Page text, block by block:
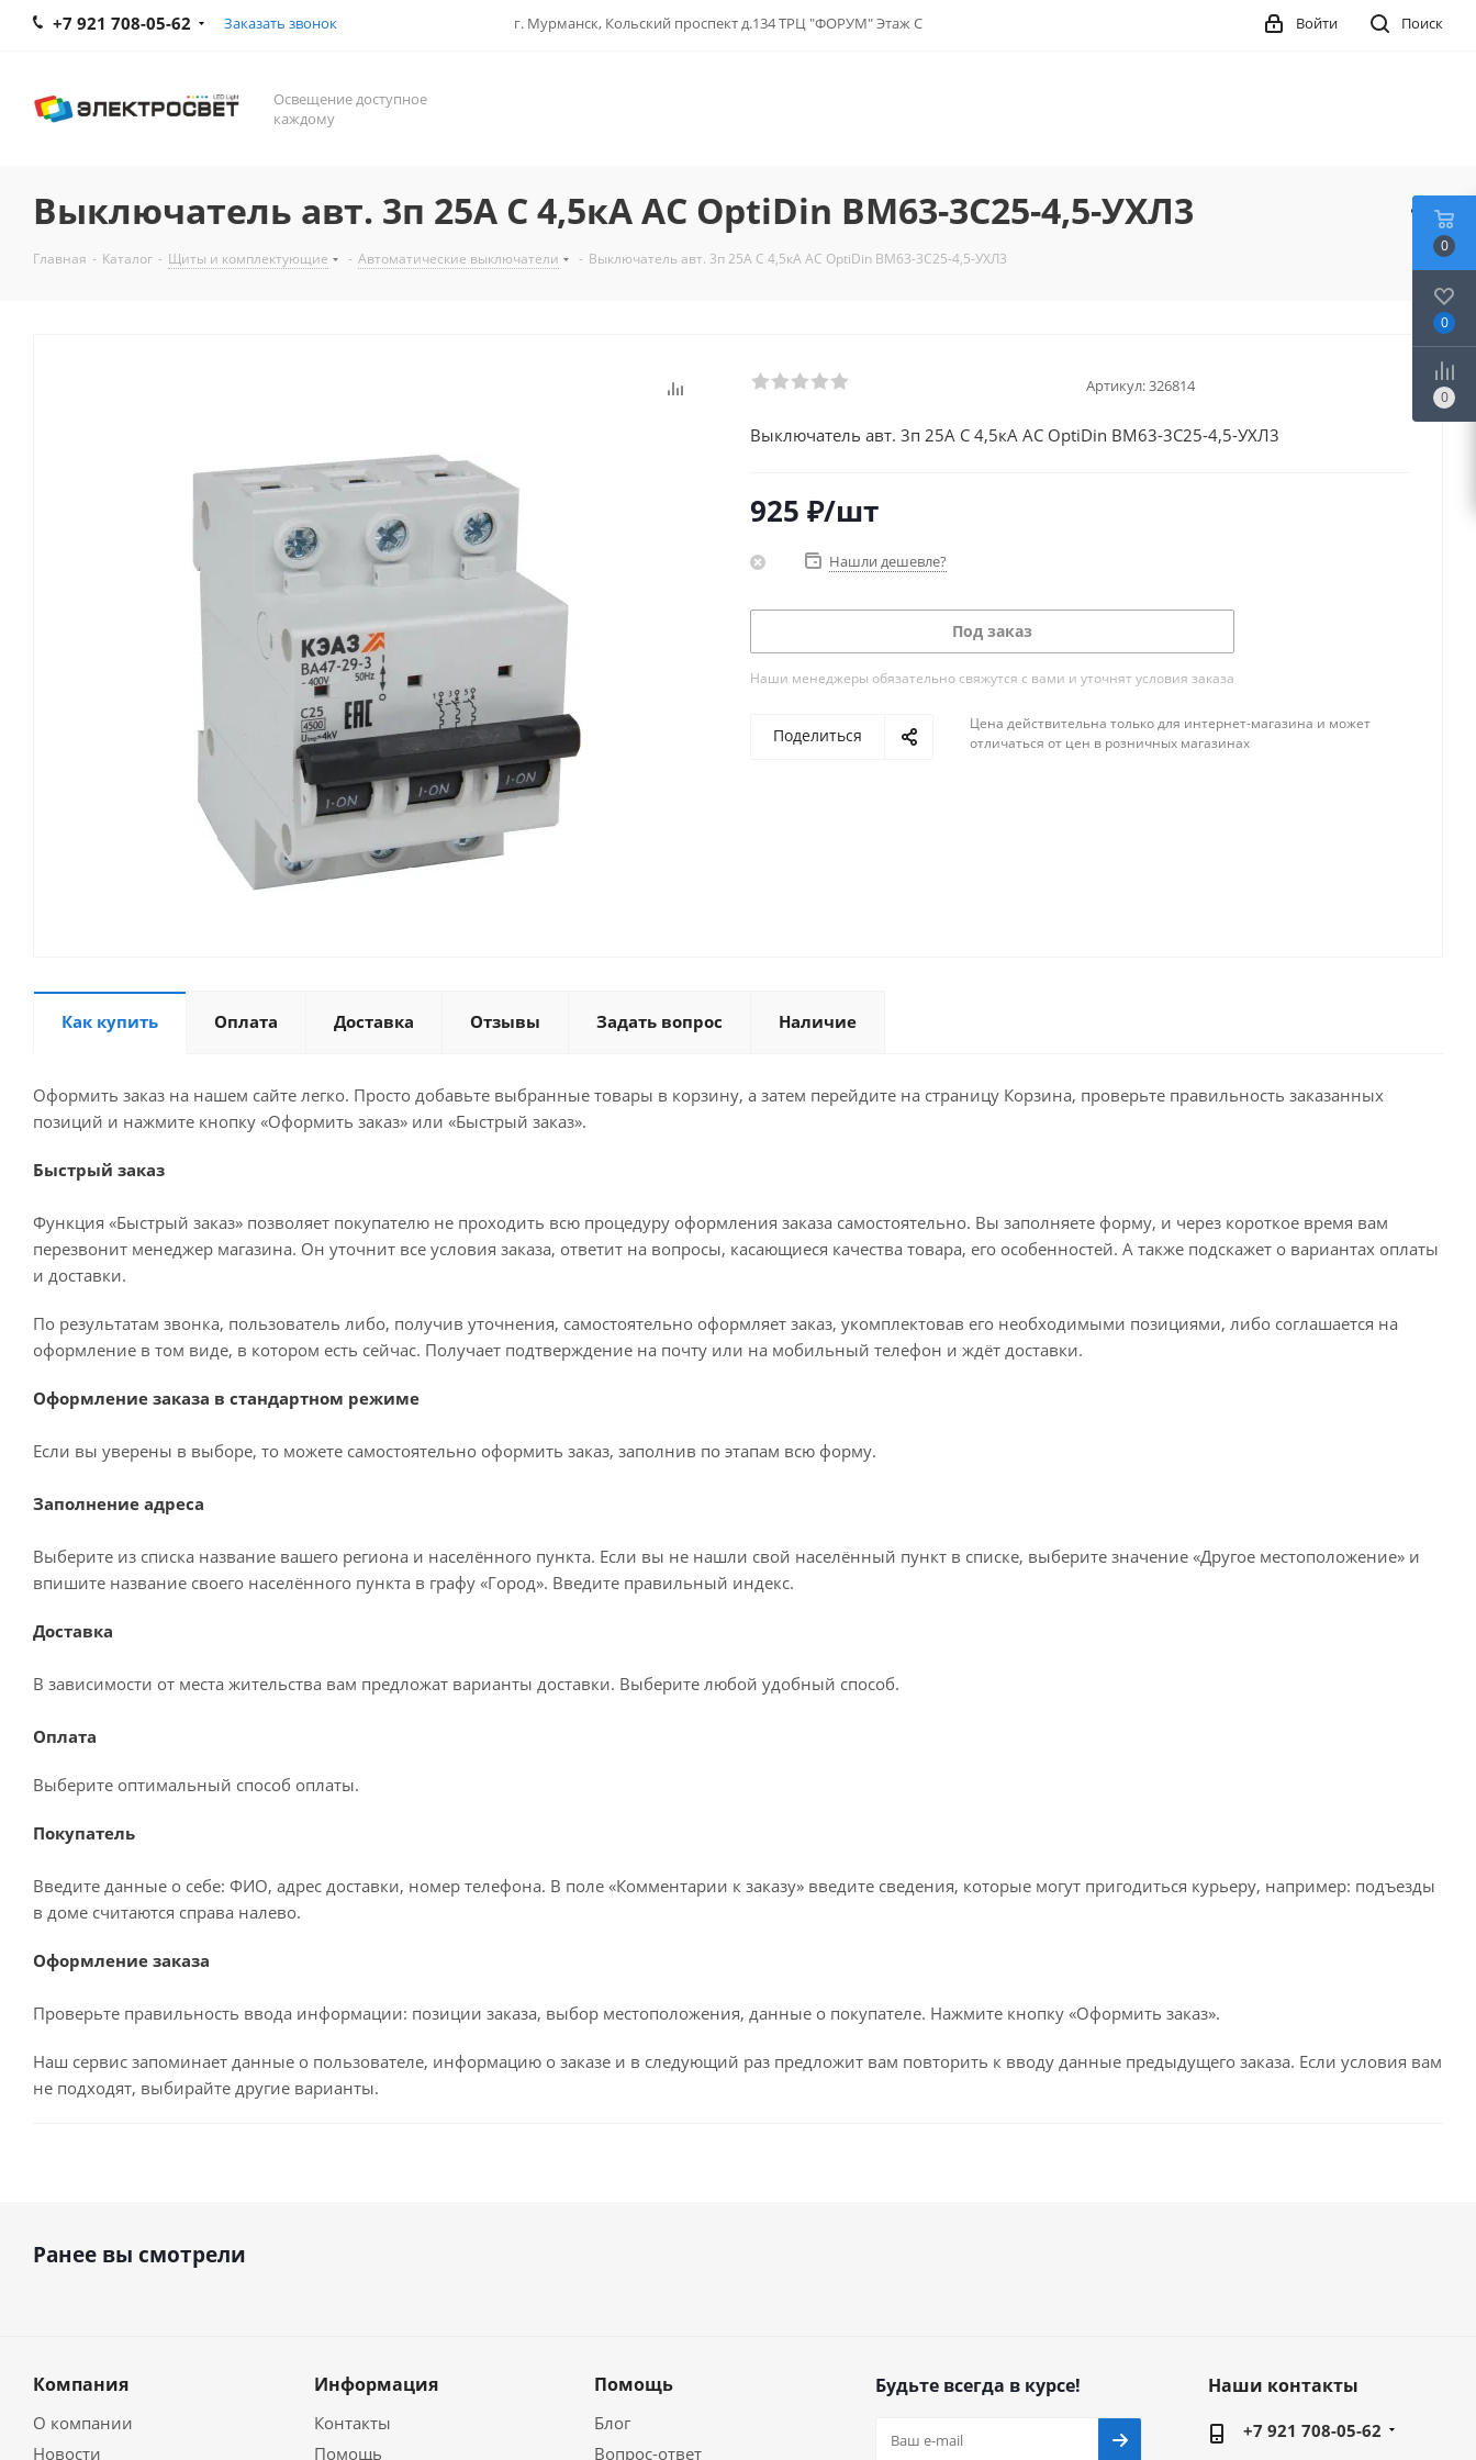
+7 921 708-05-62 Заказать звонок г. Мурманск, Кольский проспект д.134 ТРЦ "ФОРУМ" Этаж С Поиск
Войти
Освещение доступное
каждому
Выключатель авт. 3п 25А C 4,5кА AC OptiDin BM63-3C25-4,5-УХЛ3
Главная - Каталог - Щиты и комплектующие - Автоматические выключатели - Выключатель авт. 3п 25А C 4,5кА AC OptiDin BM63-3C25-4,5-УХЛ3
Артикул:326814
Выключатель авт. 3п 25А C 4,5кА AC OptiDin BM63-3C25-4,5-УХЛ3
925 ₽/шт
Нашли дешевле?
Под заказ
Наши менеджеры обязательно свяжутся с вами и уточнят условия заказа
Поделиться
Цена действительна только для интернет-магазина и может
отличаться от цен в розничных магазинах
Как купить Оплата Доставка Отзывы Задать вопрос Наличие
Оформить заказ на нашем сайте легко. Просто добавьте выбранные товары в корзину, а затем перейдите на страницу Корзина, проверьте правильность заказанных
позиций и нажмите кнопку «Оформить заказ» или «Быстрый заказ».
Быстрый заказ
Функция «Быстрый заказ» позволяет покупателю не проходить всю процедуру оформления заказа самостоятельно. Вы заполняете форму, и через короткое время вам
перезвонит менеджер магазина. Он уточнит все условия заказа, ответит на вопросы, касающиеся качества товара, его особенностей. А также подскажет о вариантах оплаты
и доставки.
По результатам звонка, пользователь либо, получив уточнения, самостоятельно оформляет заказ, укомплектовав его необходимыми позициями, либо соглашается на
оформление в том виде, в котором есть сейчас. Получает подтверждение на почту или на мобильный телефон и ждёт доставки.
Оформление заказа в стандартном режиме
Если вы уверены в выборе, то можете самостоятельно оформить заказ, заполнив по этапам всю форму.
Заполнение адреса
Выберите из списка название вашего региона и населённого пункта. Если вы не нашли свой населённый пункт в списке, выберите значение «Другое местоположение» и
впишите название своего населённого пункта в графу «Город». Введите правильный индекс.
Доставка
В зависимости от места жительства вам предложат варианты доставки. Выберите любой удобный способ.
Оплата
Выберите оптимальный способ оплаты.
Покупатель
Введите данные о себе: ФИО, адрес доставки, номер телефона. В поле «Комментарии к заказу» введите сведения, которые могут пригодиться курьеру, например: подъезды
в доме считаются справа налево.
Оформление заказа
Проверьте правильность ввода информации: позиции заказа, выбор местоположения, данные о покупателе. Нажмите кнопку «Оформить заказ».
Наш сервис запоминает данные о пользователе, информацию о заказе и в следующий раз предложит вам повторить к вводу данные предыдущего заказа. Если условия вам
не подходят, выбирайте другие варианты.
Ранее вы смотрели
Компания
О компании
Новости
Информация
Контакты
Помощь
Помощь
Блог
Вопрос-ответ
Будьте всегда в курсе! Наши контакты
+7 921 708-05-62
0
0
0